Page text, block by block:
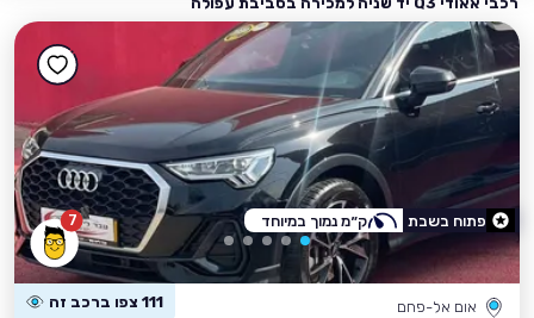
7
אום אל-פחם 111 צפו ברכב זה
פתוח בשבת ק״מ נמוך במיוחד